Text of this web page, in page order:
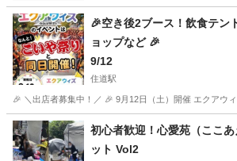
🎉空き後2ブース！飲食テン
ョップなど 🎉
9/12
住道駅
🎉 ＼出店者募集中！／ 🎉 9月12日（土）開催 エクアウ
大阪 大東市 住道駅 フリーマーケット
初心者歓迎！心愛苑（ここ
ット Vol2